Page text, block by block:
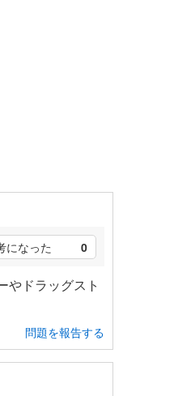
になった 0
やドラッグスト
問題を報告する